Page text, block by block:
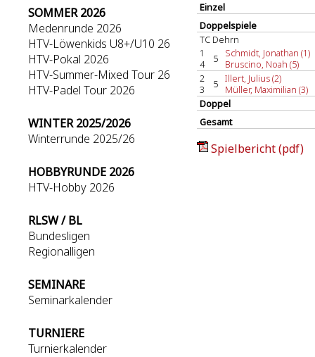
SOMMER 2026
Medenrunde 2026
HTV-Löwenkids U8+/U10 26
HTV-Pokal 2026
HTV-Summer-Mixed Tour 26
HTV-Padel Tour 2026
WINTER 2025/2026
Winterrunde 2025/26
HOBBYRUNDE 2026
HTV-Hobby 2026
RLSW / BL
Bundesligen
Regionalligen
SEMINARE
Seminarkalender
TURNIERE
Turnierkalender
Einzel
Doppelspiele
TC Dehrn
1
4
5
Schmidt, Jonathan (1)
Bruscino, Noah (5)
2
3
5 Illert, Julius (2)
Müller, Maximilian (3)
Doppel
Gesamt
Spielbericht (pdf)